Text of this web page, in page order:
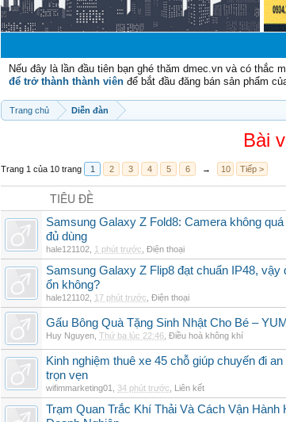
Nếu đây là lần đầu tiên bạn ghé thăm dmec.vn và có thắc
để trở thành thành viên để bắt đầu đăng bán sản phẩm
Trang chủ Diễn đàn
Bài
Trang 1 của 10 trang 1 2 3 4 5 6 → 10 Tiếp >
TIÊU ĐỀ
Samsung Galaxy Z Fold8: Camera không
đủ dùng
hale121102 1 phút trước Điện thoại
Samsung Galaxy Z Flip8 đạt chuẩn IP48,
ổn không?
hale121102 17 phút trước Điện thoại
Gấu Bông Quà Tặng Sinh Nhật Cho Bé –
Huy Nguyen Thứ ba lúc 22:46 Điều hoà không khí
Kinh nghiệm thuê xe 45 chỗ giúp chuyến đi
trọn vẹn
wifimmarketing01 34 phút trước Liên kết
Trạm Quan Trắc Khí Thải Và Cách Vận Hành